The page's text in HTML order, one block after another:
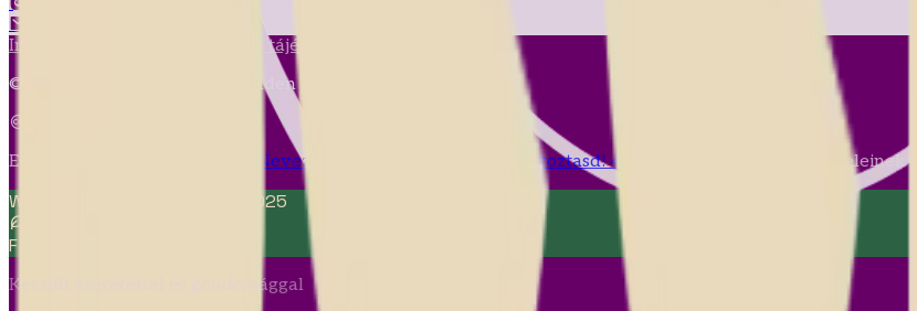
Impresszum Adatvédelmi tájékoztató
©
Vizkeleti Erzsébet. Minden jog fenntartva.
Ez a mű a Creative Commons Nevezd meg! - Ne add el! - Ne változtasd! 4.0 Nemzetközi Licenc
Web Development
Karcag, 2025
Fenntartható
Készült szeretettel és gondossággal